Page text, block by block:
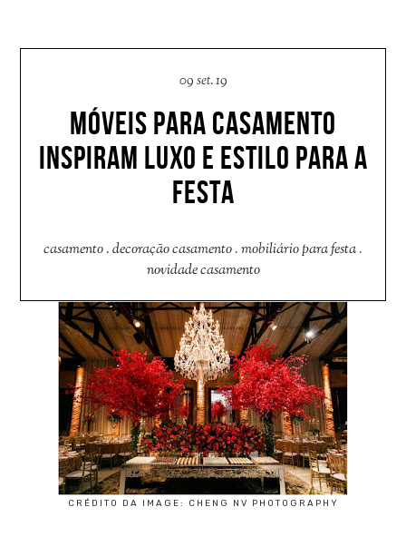
09 set. 19
MÓVEIS PARA CASAMENTO
INSPIRAM LUXO E ESTILO PARA A
FESTA
casamento.decoração casamento.mobiliário para festa.
novidade casamento
CRÉDITO DA IMAGE: CHENG NV PHOTOGRAPHY